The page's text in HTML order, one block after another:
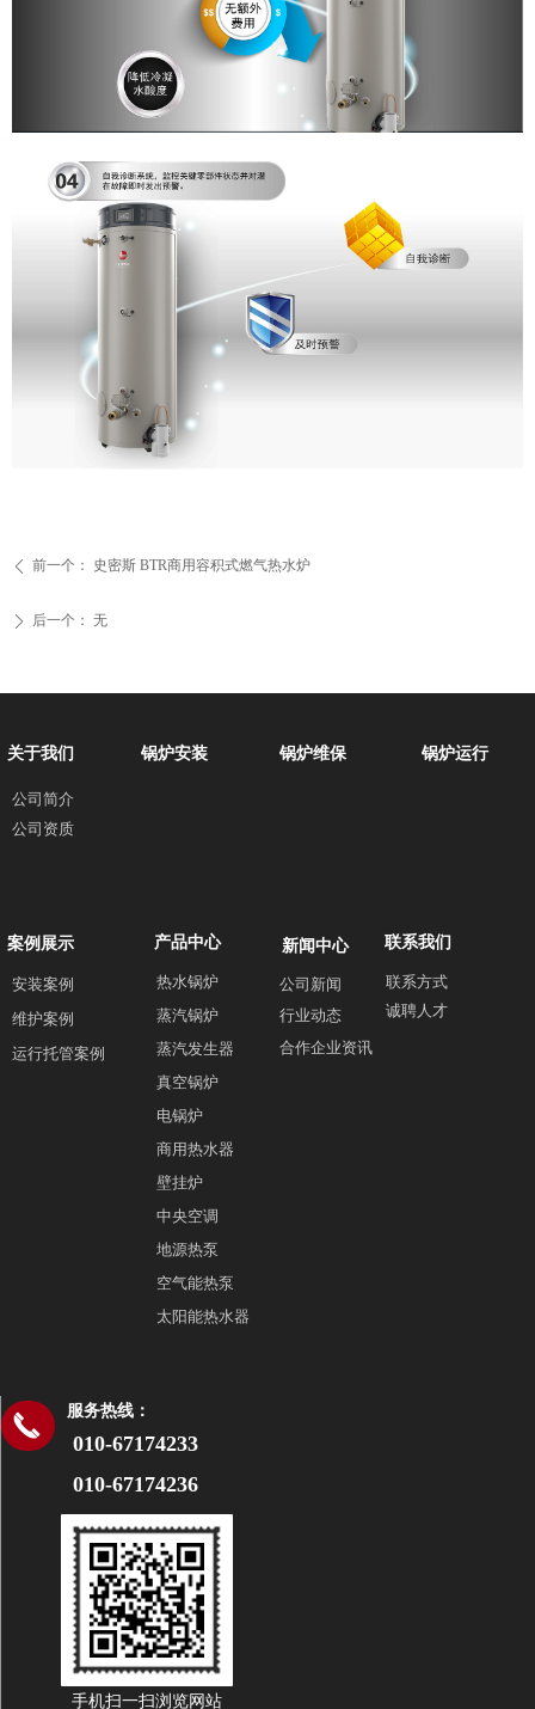
ꄴ 前一个： 史密斯 BTR商用容积式燃气热水炉
ꄲ 后一个： 无
联系方式
诚聘人才
联系我们
公司新闻
行业动态
合作企业资讯
新闻中心
热水锅炉
蒸汽锅炉
蒸汽发生器
真空锅炉
电锅炉
商用热水器
壁挂炉
中央空调
地源热泵
空气能热泵
太阳能热水器
产品中心
安装案例
维护案例
运行托管案例
案例展示
公司简介
公司资质
关于我们 锅炉安装 锅炉维保 锅炉运行
手机扫一扫浏览网站
服务热线：
010-67174233
010-67174236
끅